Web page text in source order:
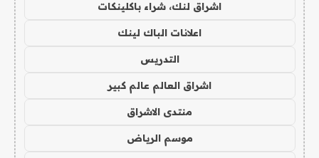
اشراق لنك، شراء باكلينكات
اعلانات الباك لينك
التدريس
اشراق العالم عالم كبير
منتدى الاشراق
موسم الرياض